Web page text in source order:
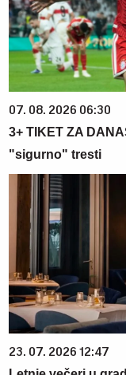
07. 08. 2026 06:30
3+ TIKET ZA
"sigurno" tresti
23. 07. 2026 12:47